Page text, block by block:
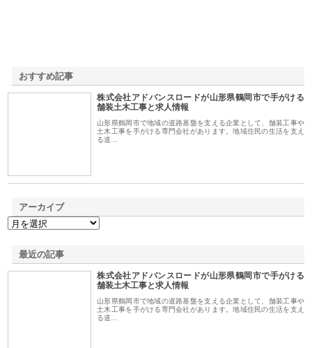
おすすめ記事
株式会社アドバンスロードが山形県鶴岡市で手がける
舗装土木工事と求人情報
山形県鶴岡市で地域の道路基盤を支える企業として、舗装工事や
土木工事を手がける専門会社があります。地域住民の生活を支え
る道…
アーカイブ
最近の記事
株式会社アドバンスロードが山形県鶴岡市で手がける
舗装土木工事と求人情報
山形県鶴岡市で地域の道路基盤を支える企業として、舗装工事や
土木工事を手がける専門会社があります。地域住民の生活を支え
る道…